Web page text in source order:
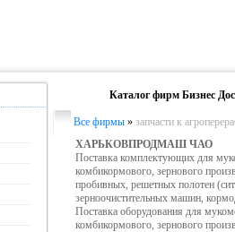
Каталог фирм Бизнес
Все фирмы » запчасти к
ХАРЬКОВПРОДМАШ ЧАО
Поставка комплектующих для
комбикормового, зернового
пробивных, решетных полотен
зерноочистительных машин,
Поставка оборудования для
комбикормового, зернового